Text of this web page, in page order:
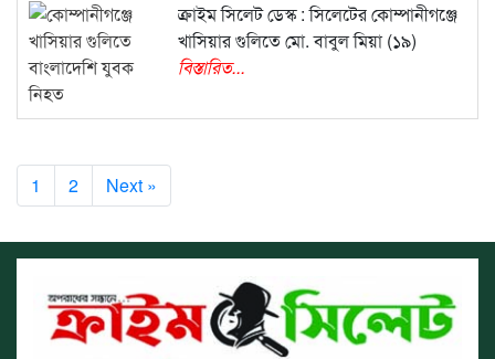
ক্রাইম সিলেট ডেস্ক : সিলেটের কোম্পানীগঞ্জে
খাসিয়ার গুলিতে মো. বাবুল মিয়া (১৯)
বিস্তারিত...
1 2 Next »